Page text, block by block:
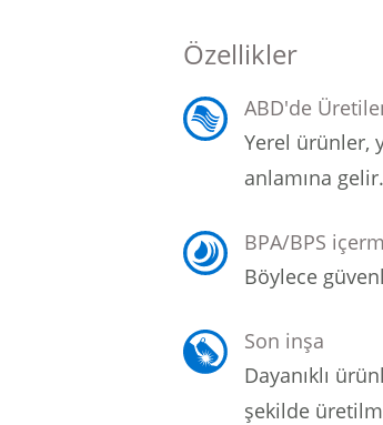
Özellikler
ABD'de
Yerel ürünler,
anlamına gelir.
BPA/BPS
Böylece
Son inşa
Dayanıklı
şekilde